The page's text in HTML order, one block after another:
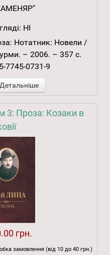
НІ
Нотатник: Новели /
– 2006. – 357 с.
7745-0731-9
Детальніше
3: Проза: Козаки в
грн.
замовлення (від 10 до 40 грн.)